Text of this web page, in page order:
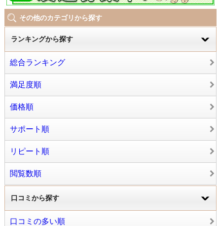
その他のカテゴリから探す
ランキングから探す
総合ランキング
満足度順
価格順
サポート順
リピート順
閲覧数順
口コミから探す
口コミの多い順